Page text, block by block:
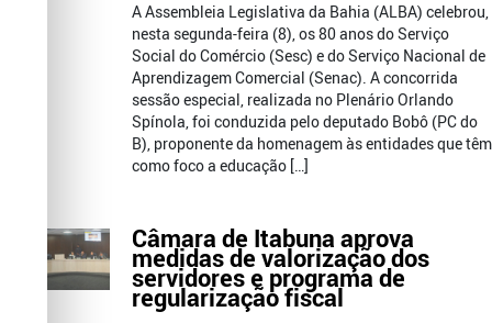
A Assembleia Legislativa da Bahia (ALBA) celebrou,
nesta segunda-feira (8), os 80 anos do Serviço
Social do Comércio (Sesc) e do Serviço Nacional de
Aprendizagem Comercial (Senac). A concorrida
sessão especial, realizada no Plenário Orlando
Spínola, foi conduzida pelo deputado Bobô (PC do
B), proponente da homenagem às entidades que têm
como foco a educação […]
Câmara de Itabuna aprova
medidas de valorização dos
servidores e programa de
regularização fiscal